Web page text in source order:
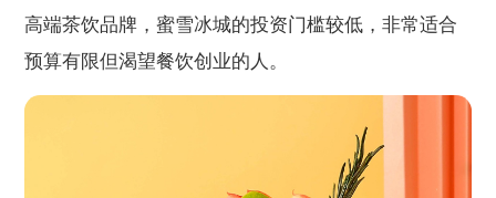
高端茶饮品牌，蜜雪冰城的投资门槛较低，非常适合
预算有限但渴望餐饮创业的人。